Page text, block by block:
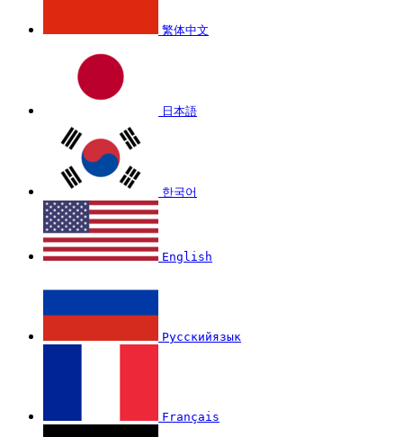
繁体中文
日本語
한국어
English
Русскийязык
Français